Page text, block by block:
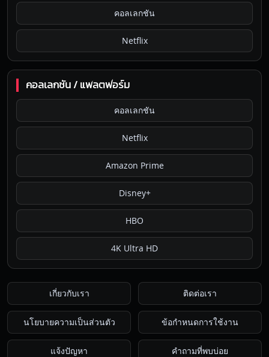
คอลเลกชัน
Netflix
คอลเลกชัน / แพลตฟอร์ม
คอลเลกชัน
Netflix
Amazon Prime
Disney+
HBO
4K Ultra HD
เกี่ยวกับเรา ติดต่อเรา
นโยบายความเป็นส่วนตัว ข้อกำหนดการใช้งาน
แจ้งปัญหา คำถามที่พบบ่อย